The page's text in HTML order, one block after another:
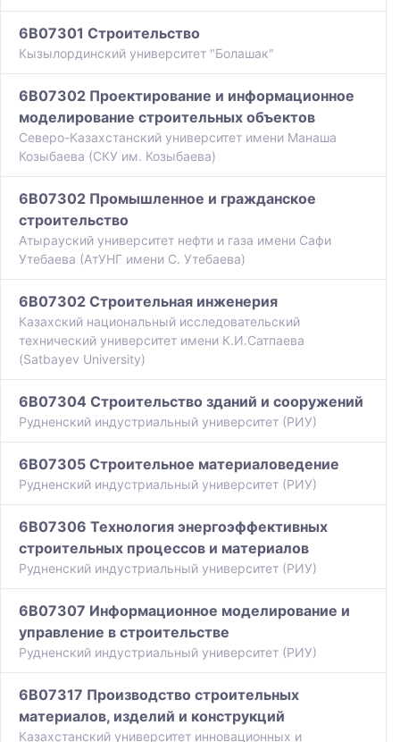
6B07301 Строительство
Кызылординский университет "Болашак"
6B07302 Проектирование и информационное
моделирование строительных объектов
Северо-Казахстанский университет имени Манаша
Козыбаева (СКУ им. Козыбаева)
6B07302 Промышленное и гражданское
строительство
Атырауский университет нефти и газа имени Сафи
Утебаева (АтУНГ имени С. Утебаева)
6B07302 Строительная инженерия
Казахский национальный исследовательский
технический университет имени К.И.Сатпаева
(Satbayev University)
6B07304 Строительство зданий и сооружений
Рудненский индустриальный университет (РИУ)
6B07305 Строительное материаловедение
Рудненский индустриальный университет (РИУ)
6B07306 Технология энергоэффективных
строительных процессов и материалов
Рудненский индустриальный университет (РИУ)
6B07307 Информационное моделирование и
управление в строительстве
Рудненский индустриальный университет (РИУ)
6B07317 Производство строительных
материалов, изделий и конструкций
Казахстанский университет инновационных и